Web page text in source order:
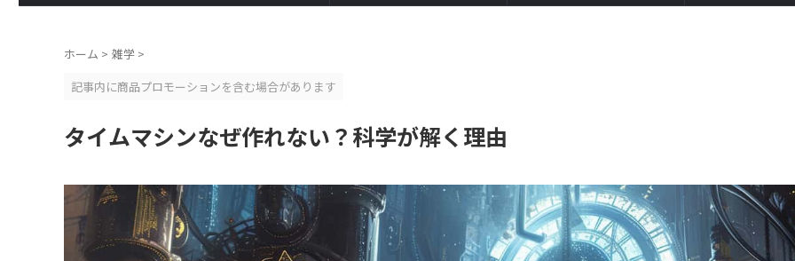
ホーム > 雑学 >
記事内に商品プロモーションを含む場合があります
タイムマシンなぜ作れない？科学が解く理由